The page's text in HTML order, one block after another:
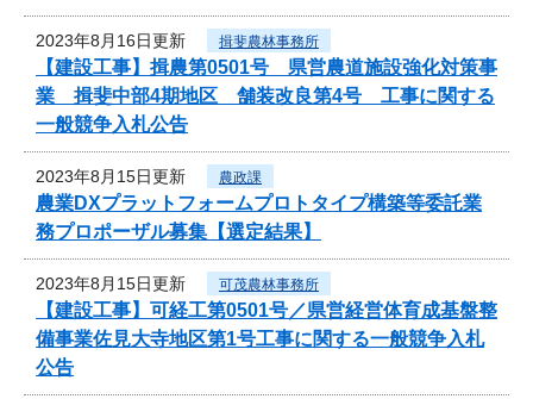
2023年8月16日更新 揖斐農林事務所
【建設工事】揖農第0501号 県営農道施設強化対策事
業 揖斐中部4期地区 舗装改良第4号 工事に関する
一般競争入札公告
2023年8月15日更新 農政課
農業DXプラットフォームプロトタイプ構築等委託業
務プロポーザル募集【選定結果】
2023年8月15日更新 可茂農林事務所
【建設工事】可経工第0501号／県営経営体育成基盤整
備事業佐見大寺地区第1号工事に関する一般競争入札
公告